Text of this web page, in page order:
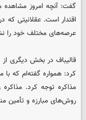
گفت: آنچه امروز مشاهده
اقتدار است. عقلانیتی که
عرصه‌های مختلف خود را
قالیباف در بخش دیگری
کرد: همواره گفته‌ام که با
مذاکره توجه کرد.
روش‌های مبارزه و تأمین